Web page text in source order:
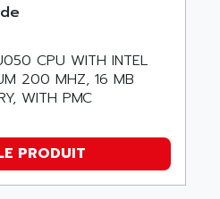
CPU WITH INTEL
200 MHZ, 16 MB
WITH PMC
PRODUIT